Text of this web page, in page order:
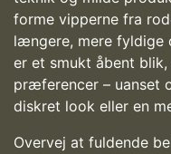
forme vipperne fra
længere, mere fyldige
er et smukt åbent
præferencer – uanset
diskret look eller en
Overvej at fuldende